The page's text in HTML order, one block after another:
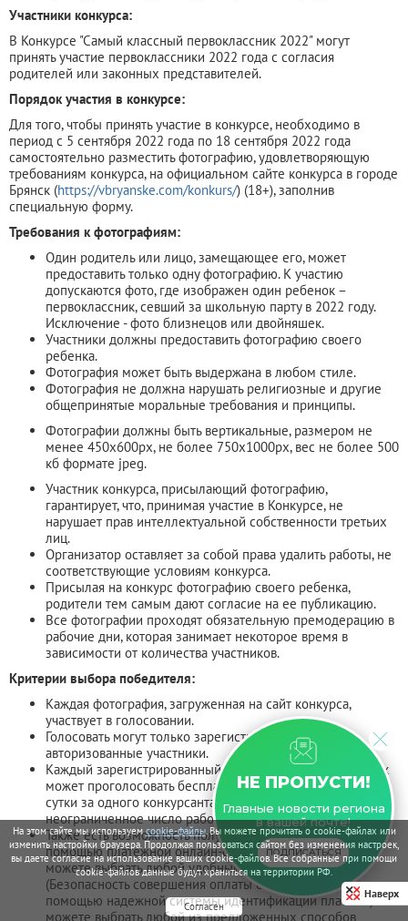
На этом сайте мы используемcookie-файлы. Вы можете прочитать о cookie-файлах или
изменить настройки браузера. Продолжая пользоваться сайтом без изменения настроек,
вы даете согласие на использование ваших cookie-файлов. Все собранные при помощи
cookie-файлов данные будут храниться на территории РФ.
Согласен
Наверх
Участники конкурса:
В Конкурсе "Самый классный первоклассник 2022" могут
принять участие первоклассники 2022 года с согласия
родителей или законных представителей.
Порядок участия в конкурсе:
Для того, чтобы принять участие в конкурсе, необходимо в
период с 5 сентября 2022 года по 18 сентября 2022 года
самостоятельно разместить фотографию, удовлетворяющую
требованиям конкурса, на официальном сайте конкурса в городе
Брянск (https://vbryanske.com/konkurs/) (18+), заполнив
специальную форму.
Требования к фотографиям:
Один родитель или лицо, замещающее его, может
предоставить только одну фотографию. К участию
допускаются фото, где изображен один ребенок –
первоклассник, севший за школьную парту в 2022 году.
Исключение - фото близнецов или двойняшек.
Участники должны предоставить фотографию своего
ребенка.
Фотография может быть выдержана в любом стиле.
Фотография не должна нарушать религиозные и другие
общепринятые моральные требования и принципы.
Фотографии должны быть вертикальные, размером не
менее 450x600px, не более 750x1000px, вес не более 500
кб формате jpeg.
Участник конкурса, присылающий фотографию,
гарантирует, что, принимая участие в Конкурсе, не
нарушает прав интеллектуальной собственности третьих
лиц.
Организатор оставляет за собой права удалить работы, не
соответствующие условиям конкурса.
Присылая на конкурс фотографию своего ребенка,
родители тем самым дают согласие на ее публикацию.
Все фотографии проходят обязательную премодерацию в
рабочие дни, которая занимает некоторое время в
зависимости от количества участников.
Критерии выбора победителя:
Каждая фотография, загруженная на сайт конкурса,
участвует в голосовании.
Голосовать могут только зарегистрированные/
авторизованные участники.
Каждый зарегистрированный и авторизованный участник
может проголосовать бесплатно не более восьми раз за
сутки за одного конкурсанта. Голосовать можно за
неограниченное число работ.
Также есть возможность получить платные голоса с
помощью платежной онлайн-системы "Робокасса". Вы
можете выбрать любой удобный способ оплаты.
(Безопасность совершения оплаты обеспечивается с
помощью надежной системы идентификации платежа). Вы
можете выбрать любой из предложенных способов
НЕ ПРОПУСТИ!
Главные новости региона
в вашей почте!
ПОДПИСАТЬСЯ